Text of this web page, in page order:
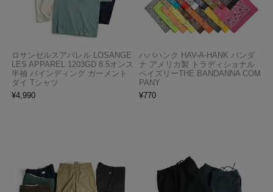
ロサンゼルスアパレル LOSANGE
LES APPAREL 1203GD 8.5オンス
半袖 バインディング ガーメント
ダイ Tシャツ
¥4,990
ハバハンク HAV-A-HANK バンダ
ナ アメリカ製 トラディショナル
ペイズリーTHE BANDANNA COM
PANY
¥770